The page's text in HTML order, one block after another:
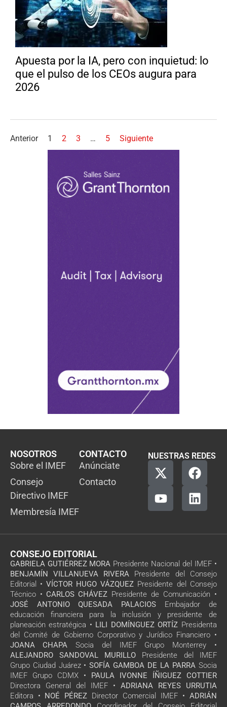
Apuesta por la IA, pero con inquietud: lo
que el pulso de los CEOs augura para
2026
Anterior 1 2 3 … 5 Siguiente
NOSOTROS
Sobre el IMEF
Consejo
Directivo IMEF
Membresía IMEF
CONTACTO
Anúnciate
Contacto
NUESTRAS REDES
CONSEJO EDITORIAL
GABRIELA GUTIÉRREZ MORA Presidente Nacional del IMEF •
BENJAMÍN VILLANUEVA RIVERA Presidente del Consejo
Editorial • VÍCTOR HUGO VÁZQUEZ Presidente del Consejo
Técnico • CARLOS CHÁVEZ Presidente de Comunicación •
JOSÉ ANTONIO QUESADA PALACIOS Embajador de
educación financiera para la inclusión y presidente de
planeación estratégica • LILI DOMÍNGUEZ ORTÍZ Presidenta
del Comité de Gobierno Corporativo y Jurídico Financiero •
JOANA CHAPA Socia del IMEF Grupo Monterrey •
ALEJANDRO SANDOVAL MURILLO Presidente del IMEF
Grupo Ciudad Juárez • SOFÍA GAMBOA DE LA PARRA Socia
IMEF Grupo CDMX • PAULA IVONNE ÍÑIGUEZ COTTIER
Directora General del IMEF • ADRIANA REYES URRUTIA
Editora • NOÉ PÉREZ Director Comercial IMEF • ADRIÁN